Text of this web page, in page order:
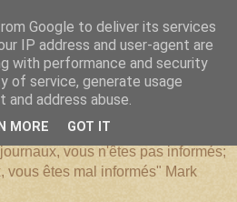
vous n'êtes pas informés;
vous êtes mal informés" Mark
Google to deliver its services
IP address and user-agent are
with performance and security
of service, generate usage
address abuse.
MORE GOT IT